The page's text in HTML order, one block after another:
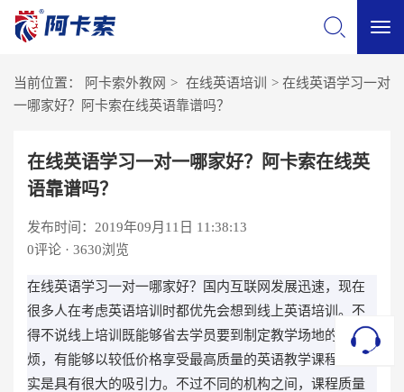
当前位置： 阿卡索外教网 > 在线英语培训 > 在线英语学习一对
一哪家好？阿卡索在线英语靠谱吗？
在线英语学习一对一哪家好？阿卡索在线英
语靠谱吗？
发布时间：2019年09月11日 11:38:13
0评论 · 3630浏览
在线英语学习一对一哪家好？国内互联网发展迅速，现在
很多人在考虑英语培训时都优先会想到线上英语培训。不
得不说线上培训既能够省去学员要到制定教学场地的麻
烦，有能够以较低价格享受最高质量的英语教学课程，确
实是具有很大的吸引力。不过不同的机构之间，课程质量